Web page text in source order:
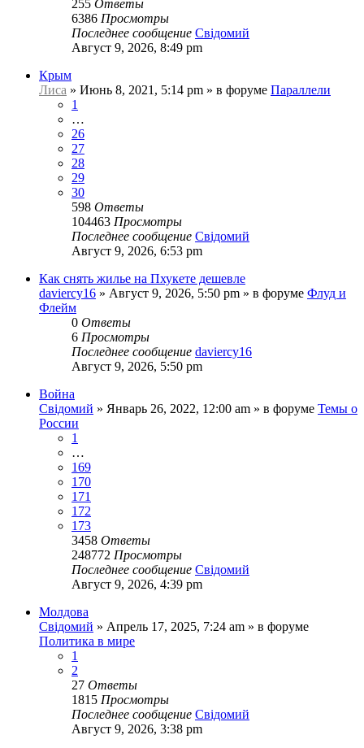
255 Ответы
6386 Просмотры
Последнее сообщение Свідомий
Август 9, 2026, 8:49 pm
Крым
Лиса » Июнь 8, 2021, 5:14 pm » в форуме Параллели
1
…
26
27
28
29
30
598 Ответы
104463 Просмотры
Последнее сообщение Свідомий
Август 9, 2026, 6:53 pm
Как снять жилье на Пхукете дешевле
daviercy16 » Август 9, 2026, 5:50 pm » в форуме Флуд и
Флейм
0 Ответы
6 Просмотры
Последнее сообщение daviercy16
Август 9, 2026, 5:50 pm
Война
Свідомий » Январь 26, 2022, 12:00 am » в форуме Темы о
России
1
…
169
170
171
172
173
3458 Ответы
248772 Просмотры
Последнее сообщение Свідомий
Август 9, 2026, 4:39 pm
Молдова
Свідомий » Апрель 17, 2025, 7:24 am » в форуме
Политика в мире
1
2
27 Ответы
1815 Просмотры
Последнее сообщение Свідомий
Август 9, 2026, 3:38 pm